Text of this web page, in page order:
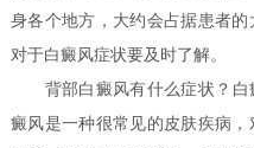
身各个地方，大约会占据患者
对于白癜风症状要及时了解。
背部白癜风有什么症状？ 白
癜风是一种很常见的皮肤疾病